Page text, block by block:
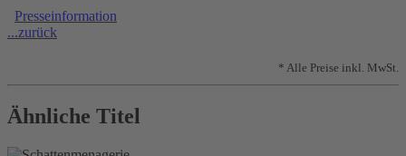
Presseinformation
...zurück
* Alle Preise inkl. MwSt.
Ähnliche Titel